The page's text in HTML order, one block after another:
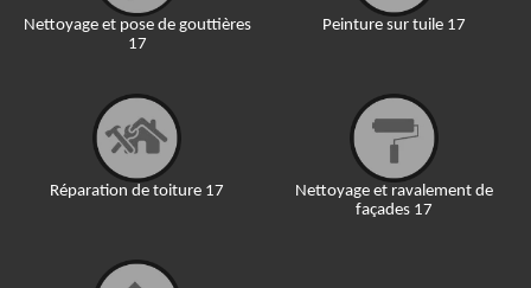
Nettoyage et pose de gouttières
17
Réparation de toiture 17
Peinture sur tuile 17
Nettoyage et ravalement de
façades 17